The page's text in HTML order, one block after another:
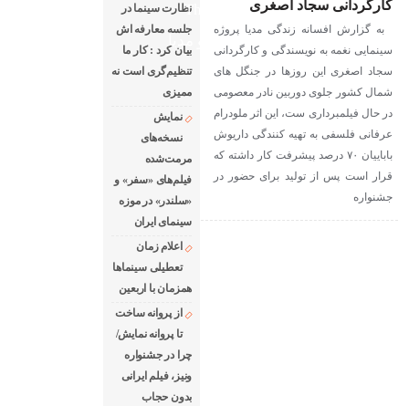
The latest news of world cinema
دانلود فیلم های خارجی
رادیو مدیا
درباره ما
رپرتاژ آگهی
کارگردانی سجاد اصغری
به گزارش افسانه زندگی مدیا پروژه
سینمایی نغمه به نویسندگی و کارگردانی
سجاد اصغری این روزها در جنگل های
شمال کشور جلوی دوربین نادر معصومی
در حال فیلمبرداری ست، این اثر ملودرام
عرفانی فلسفی به تهیه کنندگی داریوش
باباییان ۷۰ درصد پیشرفت کار داشته که
قرار است پس از تولید برای حضور در
جشنواره
نظارت سینما در
جلسه معارفه اش
بیان کرد : کار ما
تنظیم‌گری است نه
ممیزی
نمایش
نسخه‌های
مرمت‌شده
فیلم‌های «سفر» و
«سلندر» در موزه
سینمای ایران
اعلام زمان
تعطیلی سینماها
همزمان با اربعین
از پروانه ساخت
تا پروانه نمایش/
چرا در جشنواره
ونیز، فیلم ایرانی
بدون حجاب